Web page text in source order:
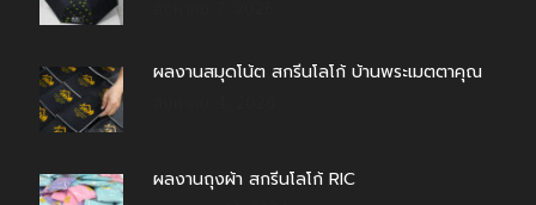
ผลงานสมุดโน้ต สกรีนโลโก้ บ้านพระเมตตาคุณ
ผลงานถุงผ้า สกรีนโลโก้ RIC